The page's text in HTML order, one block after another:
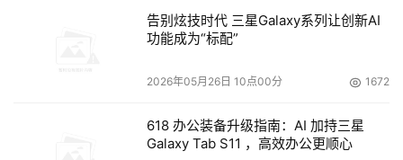
同样，Martin批评一些竞争对手时说，“还有一些存储公
能满足存储行业多元化的需求。”
当然，当年卖花生的小男孩最关注的还是现金流。“只有
把钱放进了自己口袋里，我才会放心地离开。”这一条准则
告别炫技时代 三星Galaxy系列让创新AI
功能成为“标配”
2026年05月26日 10点00分 1672
618 办公装备升级指南：AI 加持三星
Galaxy Tab S11 ，高效办公更顺心